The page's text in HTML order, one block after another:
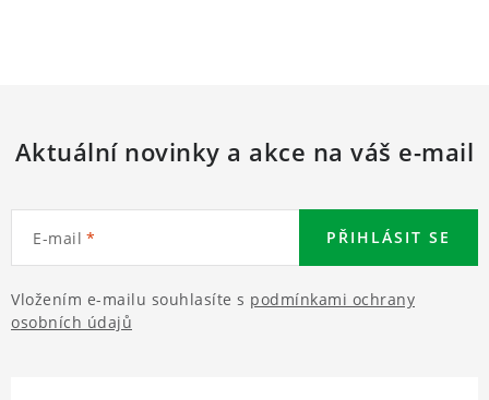
Aktuální novinky a akce na váš e-mail
E-mail
Vložením e-mailu souhlasíte s podmínkami ochrany
osobních údajů
PŘIHLÁSIT SE